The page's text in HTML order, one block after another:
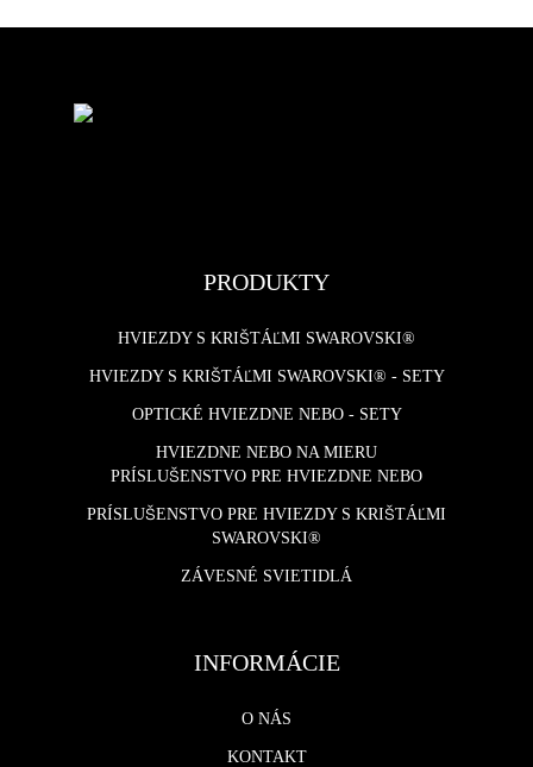
PRODUKTY
HVIEZDY S KRIŠTÁĽMI SWAROVSKI®
HVIEZDY S KRIŠTÁĽMI SWAROVSKI® - SETY
OPTICKÉ HVIEZDNE NEBO - SETY
HVIEZDNE NEBO NA MIERU
PRÍSLUŠENSTVO PRE HVIEZDNE NEBO
PRÍSLUŠENSTVO PRE HVIEZDY S KRIŠTÁĽMI
SWAROVSKI®
ZÁVESNÉ SVIETIDLÁ
INFORMÁCIE
O NÁS
KONTAKT